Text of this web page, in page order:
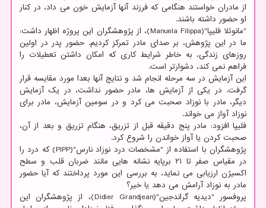
از مادران خواستند هنگامی که فرزند آنها آزمایش خون می داد، در کنار
او حضور داشته باشند.
"مانوئلا فلیپا"(Manuela Filippa)، از پژوهشگران این پروژه اظهار داشت:
ما در این پژوهش، بر صدای مادر تمرکز کردیم. حضور پدر در اولین
روزهای زندگی، به خاطر شرایط کاری که امکان داشتن تعطیلات را
فراهم نمی کند، دشوارتر است.
این آزمایش در سه مرحله انجام شد و نتایج آنها بعدا مورد مقایسه قرار
گرفت. در یکی از آزمایش ها، مادر حضور نداشت، در یک آزمایش
دیگر، مادر با نوزاد صحبت می کرد و در سومین آزمایش، مادر برای
نوزاد آواز می خواند.
فلیپا افزود: مادر پنج دقیقه قبل از تزریق، هنگام تزریق و بعد از آن،
صحبت کردن یا آواز خواندن را شروع کرد.
پژوهشگران با استفاده از "مشخصات درد نوزاد نارس"(PIPP) که درد را
در مقیاس صفر تا ۲۱ برپایه نشانه هایی مانند ضربان قلب و سطح
اکسیژن ارزیابی می نماید، به بررسی این مورد پرداختند که آیا حضور
مادر به نوزاد آرامش می دهد یا خیر؟
پروفسور "دیدیه گراندجین"(Didier Grandjean)، از پژوهشگران این